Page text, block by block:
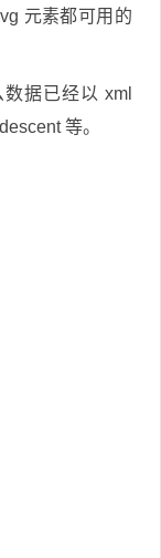
元素都可用的
据已经以 xml
等。